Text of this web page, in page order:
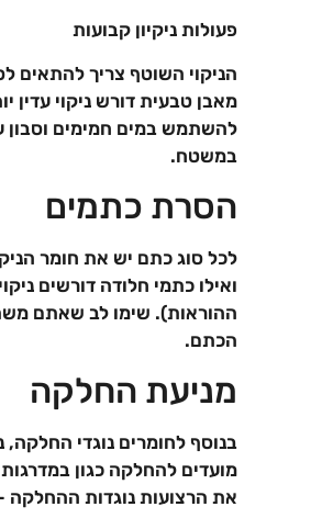
פעולות ניקיון קבועות
הניקוי השוטף צריך להתאים
מאבן טבעית דורש ניקוי
להשתמש במים חמימים וסבון
במשטח.
הסרת כתמים
לכל סוג כתם יש את חומר
ואילו כתמי חלודה דורשים
ההוראות). שימו לב שאתם
הכתם.
מניעת החלקה
בנוסף לחומרים נוגדי החלקה,
מועדים להחלקה כגון
את הרצועות נוגדות ההחלקה